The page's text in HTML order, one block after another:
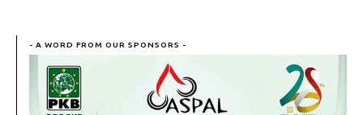
- A WORD FROM OUR SPONSORS -